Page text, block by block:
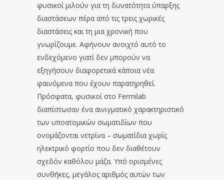
φυσικοί μιλούν για τη δυνατότητα ύπαρξης
διαστάσεων πέρα από τις τρεις χωρικές
διαστάσεις και τη μια χρονική που
γνωρίζουμε. Αφήνουν ανοιχτό αυτό το
ενδεχόμενο γιατί δεν μπορούν να
εξηγήσουν διαφορετικά κάποια νέα
φαινόμενα που έχουν παρατηρηθεί.
Πρόσφατα, φυσικοί στο Fermilab
διαπίστωσαν ένα αινιγματικό χαρακτηριστικό
των υποατομικών σωματιδίων που
ονομάζονται νετρίνα – σωματίδια χωρίς
ηλεκτρικό φορτίο που δεν διαθέτουν
σχεδόν καθόλου μάζα. Υπό ορισμένες
συνθήκες, μεγάλος αριθμός αυτών των